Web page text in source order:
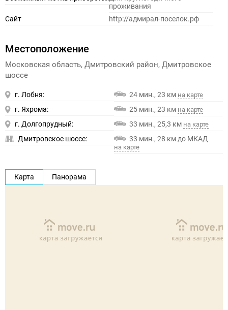
проживания
Сайт
http://адмирал-поселок.рф
Местоположение
Московская область, Дмитровский район, Дмитровское
шоссе
г. Лобня: 24 мин., 23 км на карте
г. Яхрома: 25 мин., 23 км на карте
г. Долгопрудный: 33 мин., 25,3 км на карте
Дмитровское шоссе: 33 мин., 28 км до МКАД
на карте
Карта Панорама